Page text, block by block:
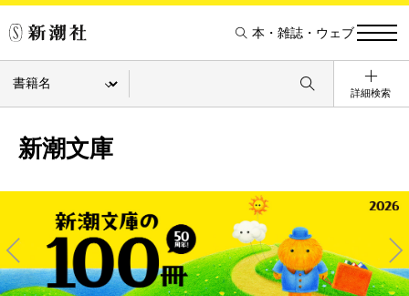
本・雑誌・ウェブ
詳細検索
新潮文庫
Pre
Ne